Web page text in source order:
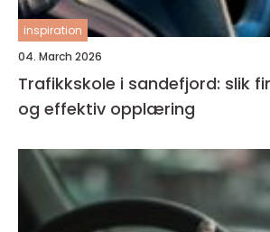
inspiration
04. March 2026
Trafikkskole i sandefjord: slik
og effektiv opplæring